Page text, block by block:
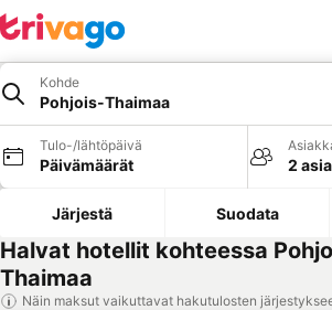
Kohde
Pohjois-Thaimaa
Tulo-/lähtöpäivä
Päivämäärät 2
Järjestä Suodata
Halvat hotellit kohteessa
Thaimaa
Näin maksut vaikuttavat hakutulosten